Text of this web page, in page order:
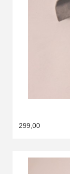
299,00